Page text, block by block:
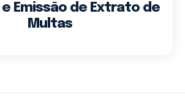
Emissão de Extrato de
Multas